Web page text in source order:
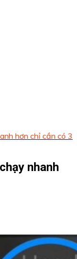
hơn chỉ cần có 3
nhanh